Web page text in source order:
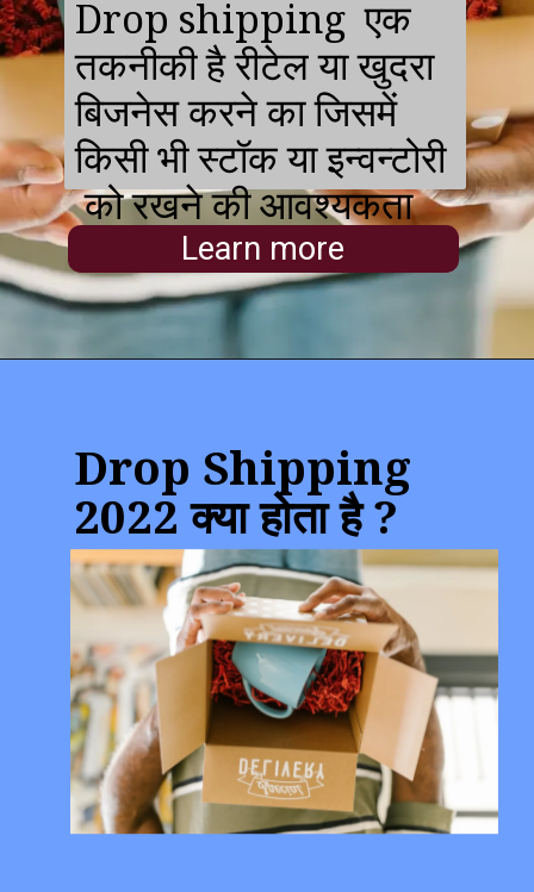
Drop shipping एक
तकनीकी है रीटेल या खुदरा
बिजनेस करने का जिसमें
किसी भी स्टॉक या इन्वन्टोरी
को रखने की आवश्यकता
नहीं है ।Learn more
Drop Shipping
2022 क्या होता है ?